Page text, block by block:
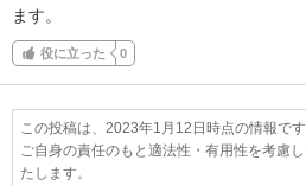
ます。
役に立った 0
この投稿は、2023年1月12日時点の情報です
ご自身の責任のもと適法性・有用性を考慮
たします。